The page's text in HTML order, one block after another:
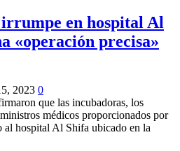
en hospital Al
«operación precisa»
2023 0
que las incubadoras, los
médicos proporcionados por
hospital Al Shifa ubicado en la